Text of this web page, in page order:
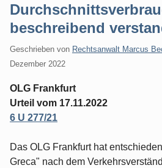
beschreibend
Geschrieben von Rechtsanwalt Marcus
Dezember 2022
OLG Frankfurt
Urteil vom 17.11.2022
6 U 277/21
Das OLG Frankfurt hat
Greca" nach dem